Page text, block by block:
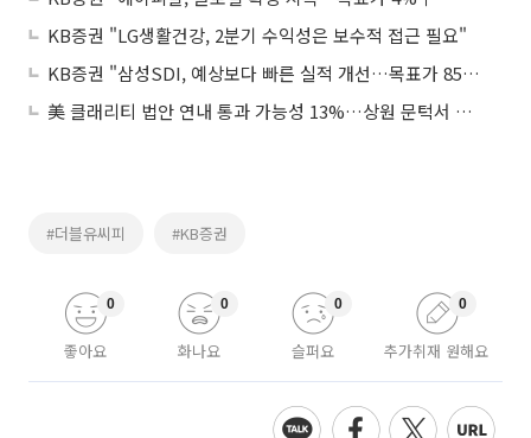
KB증권 "LG생활건강, 2분기 수익성은 보수적 접근 필요"
KB증권 "삼성SDI, 예상보다 빠른 실적 개선…목표가 85만원"
美 클래리티 법안 연내 통과 가능성 13%…상원 문턱서 제동
#더블유씨피 #KB증권
좋아요
0
화나요
0
슬퍼요
0
추가취재 원해요
0